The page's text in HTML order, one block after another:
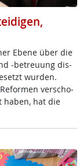
Ebe­ne über die
-be­t­reu­ung dis­
wur­den.
ver­scho­
ha­ben, hat die